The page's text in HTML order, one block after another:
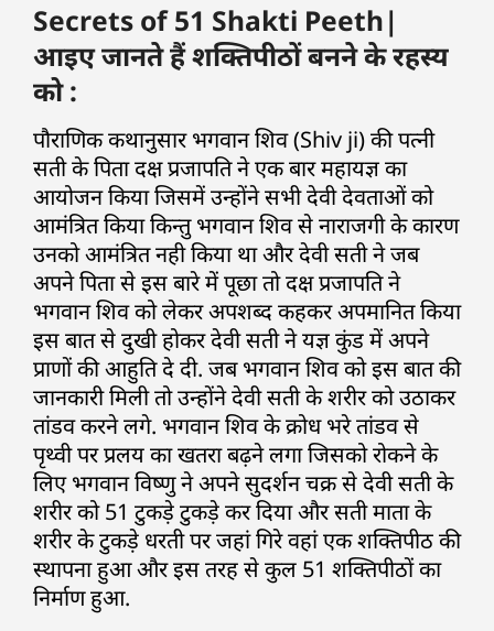
Secrets of 51 Shakti Peeth|
आइए जानते हैं शक्तिपीठों बनने के रहस्य
को :
पौराणिक कथानुसार भगवान शिव (Shiv ji) की पत्नी
सती के पिता दक्ष प्रजापति ने एक बार महायज्ञ का
आयोजन किया जिसमें उन्होंने सभी देवी देवताओं को
आमंत्रित किया किन्तु भगवान शिव से नाराजगी के कारण
उनको आमंत्रित नही किया था और देवी सती ने जब
अपने पिता से इस बारे में पूछा तो दक्ष प्रजापति ने
भगवान शिव को लेकर अपशब्द कहकर अपमानित किया
इस बात से दुखी होकर देवी सती ने यज्ञ कुंड में अपने
प्राणों की आहुति दे दी. जब भगवान शिव को इस बात की
जानकारी मिली तो उन्होंने देवी सती के शरीर को उठाकर
तांडव करने लगे. भगवान शिव के क्रोध भरे तांडव से
पृथ्वी पर प्रलय का खतरा बढ़ने लगा जिसको रोकने के
लिए भगवान विष्णु ने अपने सुदर्शन चक्र से देवी सती के
शरीर को 51 टुकड़े टुकड़े कर दिया और सती माता के
शरीर के टुकड़े धरती पर जहां गिरे वहां एक शक्तिपीठ की
स्थापना हुआ और इस तरह से कुल 51 शक्तिपीठों का
निर्माण हुआ.